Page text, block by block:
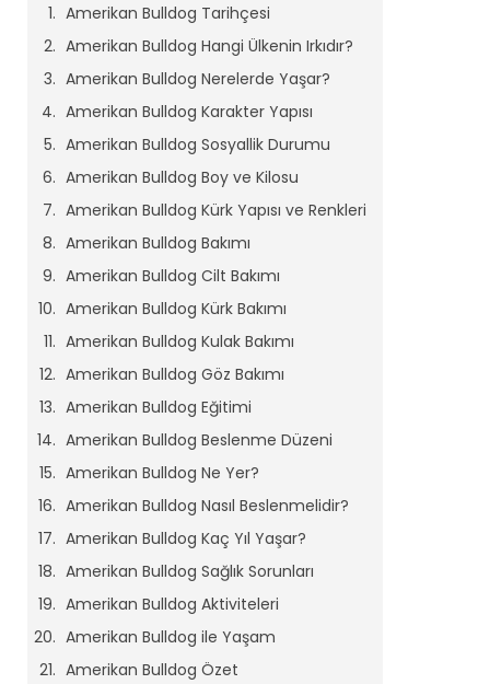
Amerikan Bulldog Tarihçesi
Amerikan Bulldog Hangi Ülkenin Irkıdır?
Amerikan Bulldog Nerelerde Yaşar?
Amerikan Bulldog Karakter Yapısı
Amerikan Bulldog Sosyallik Durumu
Amerikan Bulldog Boy ve Kilosu
Amerikan Bulldog Kürk Yapısı ve Renkleri
Amerikan Bulldog Bakımı
Amerikan Bulldog Cilt Bakımı
Amerikan Bulldog Kürk Bakımı
Amerikan Bulldog Kulak Bakımı
Amerikan Bulldog Göz Bakımı
Amerikan Bulldog Eğitimi
Amerikan Bulldog Beslenme Düzeni
Amerikan Bulldog Ne Yer?
Amerikan Bulldog Nasıl Beslenmelidir?
Amerikan Bulldog Kaç Yıl Yaşar?
Amerikan Bulldog Sağlık Sorunları
Amerikan Bulldog Aktiviteleri
Amerikan Bulldog ile Yaşam
Amerikan Bulldog Özet